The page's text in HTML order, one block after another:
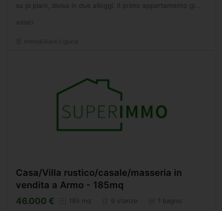
su pi piani, divisa in due alloggi. Il primo appartamento gi
Casa/Villa rustico/casale/masseria in
vendita a Armo - 185mq
46.000 € 185 mq 6 stanze 1 bagno